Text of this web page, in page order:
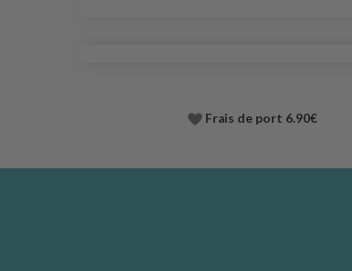
Frais de port 6.90€